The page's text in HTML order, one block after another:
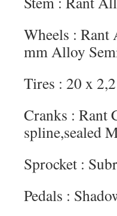
Wheels : Rant
mm Alloy
Tires : 20 x
Cranks : Rant
spline,sealed
Sprocket :
Pedals :